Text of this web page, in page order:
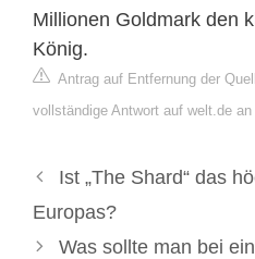
Millionen Goldmark den
König.
Antrag auf Entfernung der
vollständige Antwort auf welt.de an
Ist „The Shard“ das
Europas?
Was sollte man bei